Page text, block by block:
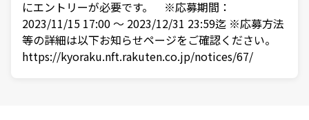
にエントリーが必要です。 ※応募期間：
2023/11/15 17:00 ～ 2023/12/31 23:59迄 ※応募方法
等の詳細は以下お知らせページをご確認ください。
https://kyoraku.nft.rakuten.co.jp/notices/67/